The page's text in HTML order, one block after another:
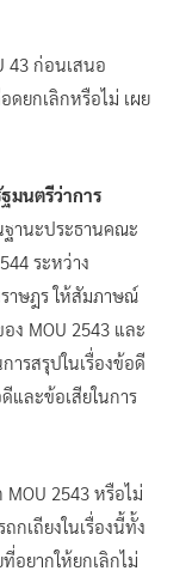
43 ก่อนเสนอ
ดยกเลิกหรือไม่ เผย
มนตรีว่าการ
ฐานะประธานคณะ
ระหว่าง
าษฎร ให้สัมภาษณ์
ง MOU 2543 และ
ารสรุปในเรื่องข้อดี
และข้อเสียในการ
MOU 2543 หรือไม่
กเถียงในเรื่องนี้ทั้ง
อยากให้ยกเลิกไม่